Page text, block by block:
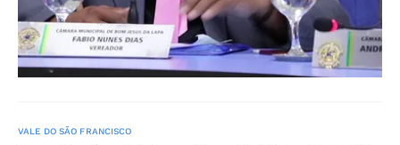
VALE DO SÃO FRANCISCO